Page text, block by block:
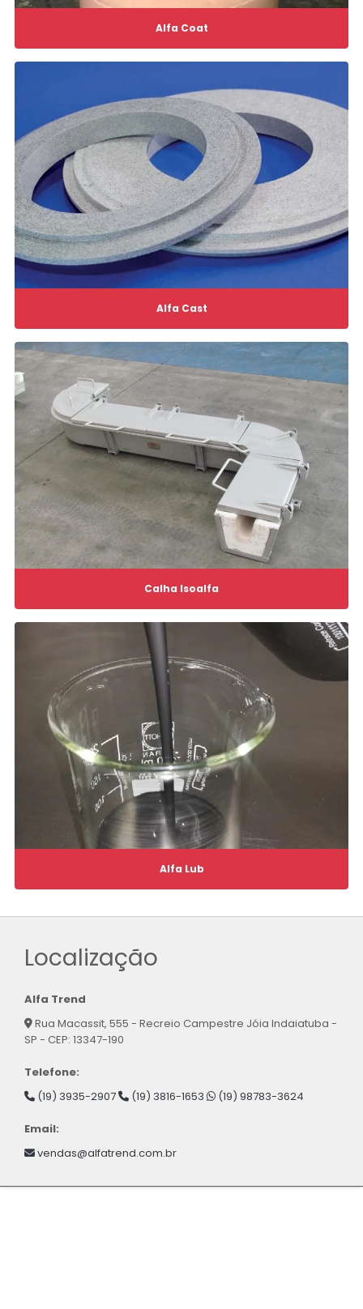
Alfa Coat
Alfa Cast
Calha Isoalfa
Alfa Lub
Localização
Alfa Trend
Rua Macassit, 555 - Recreio Campestre Jóia Indaiatuba -
SP - CEP: 13347-190
Telefone:
(19) 3935-2907
(19) 3816-1653 (19) 98783-3624
Email:
vendas@alfatrend.com.br